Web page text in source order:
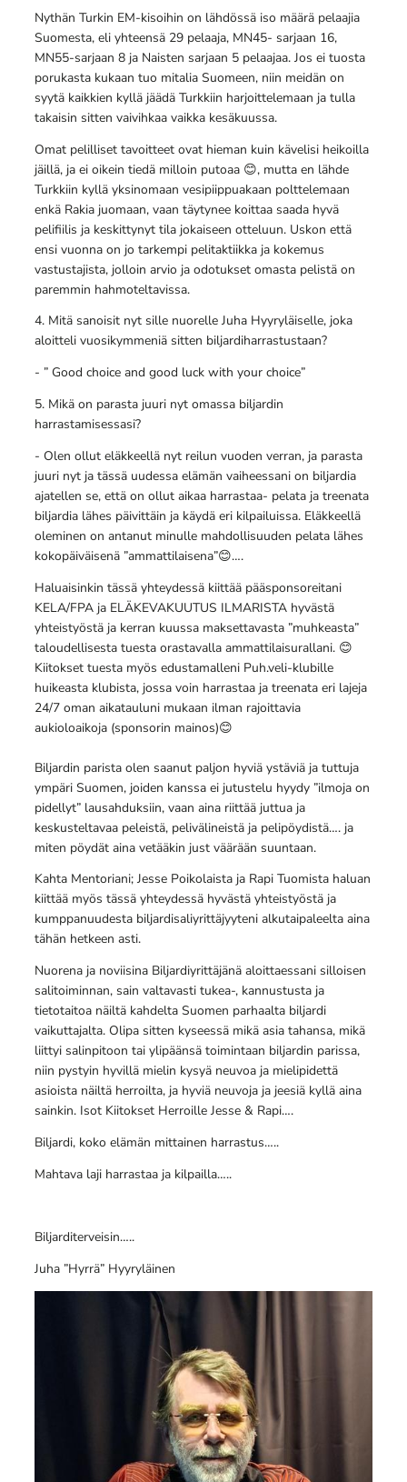
Nythän Turkin EM-kisoihin on lähdössä iso määrä pelaajia
Suomesta, eli yhteensä 29 pelaaja, MN45- sarjaan 16,
MN55-sarjaan 8 ja Naisten sarjaan 5 pelaajaa. Jos ei tuosta
porukasta kukaan tuo mitalia Suomeen, niin meidän on
syytä kaikkien kyllä jäädä Turkkiin harjoittelemaan ja tulla
takaisin sitten vaivihkaa vaikka kesäkuussa.
Omat pelilliset tavoitteet ovat hieman kuin kävelisi heikoilla
jäillä, ja ei oikein tiedä milloin putoaa 😊, mutta en lähde
Turkkiin kyllä yksinomaan vesipiippuakaan polttelemaan
enkä Rakia juomaan, vaan täytynee koittaa saada hyvä
pelifiilis ja keskittynyt tila jokaiseen otteluun. Uskon että
ensi vuonna on jo tarkempi pelitaktiikka ja kokemus
vastustajista, jolloin arvio ja odotukset omasta pelistä on
paremmin hahmoteltavissa.
4. Mitä sanoisit nyt sille nuorelle Juha Hyyryläiselle, joka
aloitteli vuosikymmeniä sitten biljardiharrastustaan?
- ” Good choice and good luck with your choice”
5. Mikä on parasta juuri nyt omassa biljardin
harrastamisessasi?
- Olen ollut eläkkeellä nyt reilun vuoden verran, ja parasta
juuri nyt ja tässä uudessa elämän vaiheessani on biljardia
ajatellen se, että on ollut aikaa harrastaa- pelata ja treenata
biljardia lähes päivittäin ja käydä eri kilpailuissa. Eläkkeellä
oleminen on antanut minulle mahdollisuuden pelata lähes
kokopäiväisenä ”ammattilaisena”😊….
Haluaisinkin tässä yhteydessä kiittää pääsponsoreitani
KELA/FPA ja ELÄKEVAKUUTUS ILMARISTA hyvästä
yhteistyöstä ja kerran kuussa maksettavasta ”muhkeasta”
taloudellisesta tuesta orastavalla ammattilaisurallani. 😊
Kiitokset tuesta myös edustamalleni Puh.veli-klubille
huikeasta klubista, jossa voin harrastaa ja treenata eri lajeja
24/7 oman aikatauluni mukaan ilman rajoittavia
aukioloaikoja (sponsorin mainos)😊
Biljardin parista olen saanut paljon hyviä ystäviä ja tuttuja
ympäri Suomen, joiden kanssa ei jutustelu hyydy ”ilmoja on
pidellyt” lausahduksiin, vaan aina riittää juttua ja
keskusteltavaa peleistä, pelivälineistä ja pelipöydistä…. ja
miten pöydät aina vetääkin just väärään suuntaan.
Kahta Mentoriani; Jesse Poikolaista ja Rapi Tuomista haluan
kiittää myös tässä yhteydessä hyvästä yhteistyöstä ja
kumppanuudesta biljardisaliyrittäjyyteni alkutaipaleelta aina
tähän hetkeen asti.
Nuorena ja noviisina Biljardiyrittäjänä aloittaessani silloisen
salitoiminnan, sain valtavasti tukea-, kannustusta ja
tietotaitoa näiltä kahdelta Suomen parhaalta biljardi
vaikuttajalta. Olipa sitten kyseessä mikä asia tahansa, mikä
liittyi salinpitoon tai ylipäänsä toimintaan biljardin parissa,
niin pystyin hyvillä mielin kysyä neuvoa ja mielipidettä
asioista näiltä herroilta, ja hyviä neuvoja ja jeesiä kyllä aina
sainkin. Isot Kiitokset Herroille Jesse & Rapi….
Biljardi, koko elämän mittainen harrastus…..
Mahtava laji harrastaa ja kilpailla…..
Biljarditerveisin…..
Juha ”Hyrrä” Hyyryläinen